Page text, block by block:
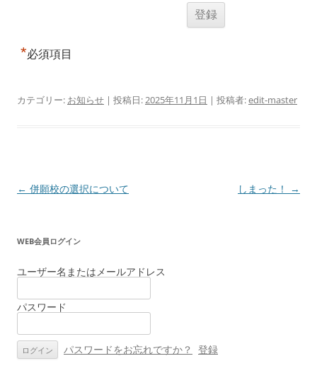
*必須項目
カテゴリー: お知らせ | 投稿日:2025年11月1日 | 投稿者:edit-master
投
ビ
ゲ
シ
ン
← 併願校の選択について しまった！ →
WEB会員ログイン
ユーザー名またはメールアドレス
パスワード
パスワードをお忘れですか？ 登録